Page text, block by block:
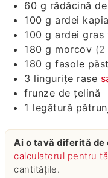
60 g rădăcină
100 gardei kapia
100 g ardei gras
180 g morcov (2
180 g fasole
3 lingurițe rase
frunze de țelină
1 legătură
Ai o tavă diferită
calculatorul pentru
cantitățile.